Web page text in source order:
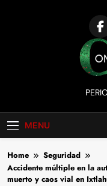
MENU
Home
Seguridad
Accidente múltiple en la
muerto y caos vial en